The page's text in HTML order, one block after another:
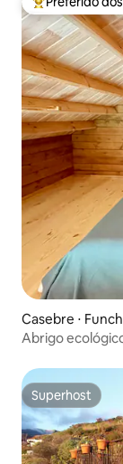
Entre os
Casebre ⋅
Abrigo
Superhost
Superhost